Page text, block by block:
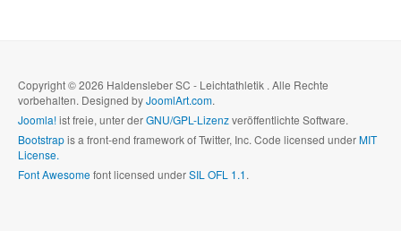
Copyright © 2026 Haldensleber SC - Leichtathletik . Alle Rechte
vorbehalten. Designed byJoomlArt.com.
Joomla!ist freie, unter derGNU/GPL-Lizenzveröffentlichte Software.
Bootstrapis a front-end framework of Twitter, Inc. Code licensed underMIT
License.
Font Awesomefont licensed underSIL OFL 1.1.